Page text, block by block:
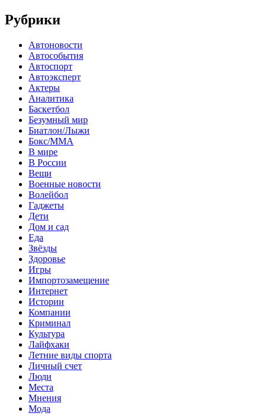
Рубрики
Автоновости
Автособытия
Автоспорт
Автоэксперт
Актеры
Аналитика
Баскетбол
Безумный мир
Биатлон/Лыжи
Бокс/MMA
В мире
В России
Вещи
Военные новости
Волейбол
Гаджеты
Дети
Дом и сад
Еда
Звёзды
Здоровье
Игры
Импортозамещение
Интернет
Истории
Компании
Криминал
Культура
Лайфхаки
Летние виды спорта
Личный счет
Люди
Места
Мнения
Мода